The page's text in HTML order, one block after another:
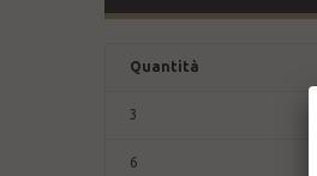
Quantità
3
6